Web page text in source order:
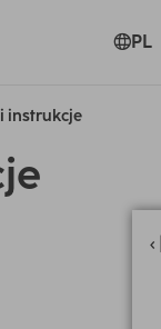
PL
instrukcje